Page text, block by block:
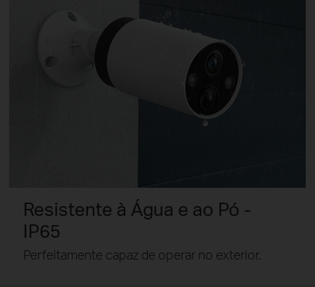
Resistente à Água e ao Pó -
IP65
Perfeitamente capaz de operar no exterior.